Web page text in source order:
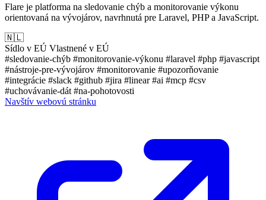
Flare je platforma na sledovanie chýb a monitorovanie výkonu
orientovaná na vývojárov, navrhnutá pre Laravel, PHP a JavaScript.
🇳🇱
Sídlo v EÚ Vlastnené v EÚ
#sledovanie-chýb #monitorovanie-výkonu #laravel #php #javascript
#nástroje-pre-vývojárov #monitorovanie #upozorňovanie
#integrácie #slack #github #jira #linear#ai #mcp #csv
#uchovávanie-dát #na-pohotovosti
Navštív webovú stránku